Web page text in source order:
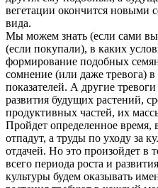
вегетации окончится новыми
вида.
Мы можем знать (если сами
(если покупали), в каких
формирование подобных
сомнение (или даже тревога)
показателей. А другие тревоги
развития будущих растений,
продуктивных частей, их
Пройдет определенное время,
отпадут, а труды по уходу за
отдачей. Но это произойдет в
всего периода роста и
культуры будем оказывать